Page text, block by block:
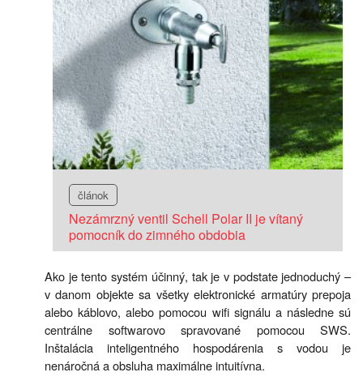
článok
Nezámrzný ventil Schell Polar II je vítaný
pomocník do zimného obdobia
Ako je tento systém účinný, tak je v podstate jednoduchý –
v danom objekte sa všetky elektronické armatúry prepoja
alebo káblovo, alebo pomocou wifi signálu a následne sú
centrálne softwarovo spravované pomocou SWS.
Inštalácia inteligentného hospodárenia s vodou je
nenáročná a obsluha maximálne intuitívna.